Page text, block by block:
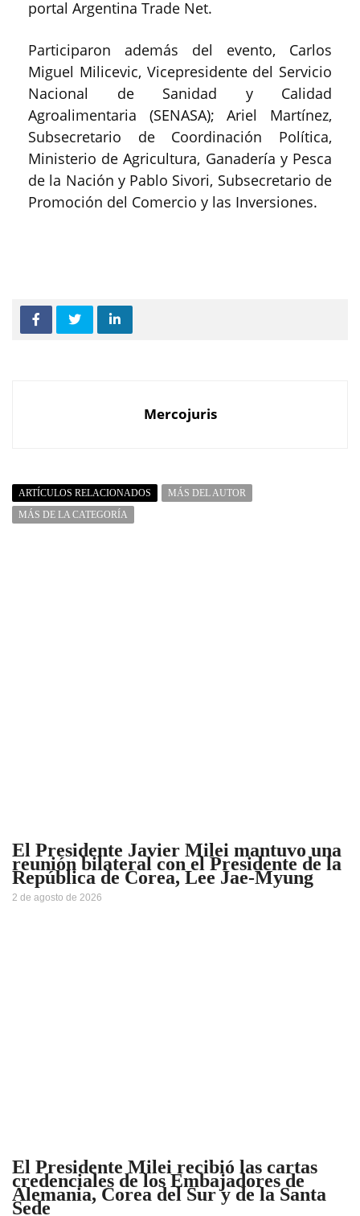
portal Argentina Trade Net.
Participaron además del evento, Carlos
Miguel Milicevic, Vicepresidente del Servicio
Nacional de Sanidad y Calidad
Agroalimentaria (SENASA); Ariel Martínez,
Subsecretario de Coordinación Política,
Ministerio de Agricultura, Ganadería y Pesca
de la Nación y Pablo Sivori, Subsecretario de
Promoción del Comercio y las Inversiones.
Mercojuris
ARTÍCULOS RELACIONADOS
MÁS DEL AUTOR
MÁS DE LA CATEGORÍA
El Presidente Javier Milei mantuvo una
reunión bilateral con el Presidente de la
República de Corea, Lee Jae-Myung
2 de agosto de 2026
El Presidente Milei recibió las cartas
credenciales de los Embajadores de
Alemania, Corea del Sur y de la Santa
Sede